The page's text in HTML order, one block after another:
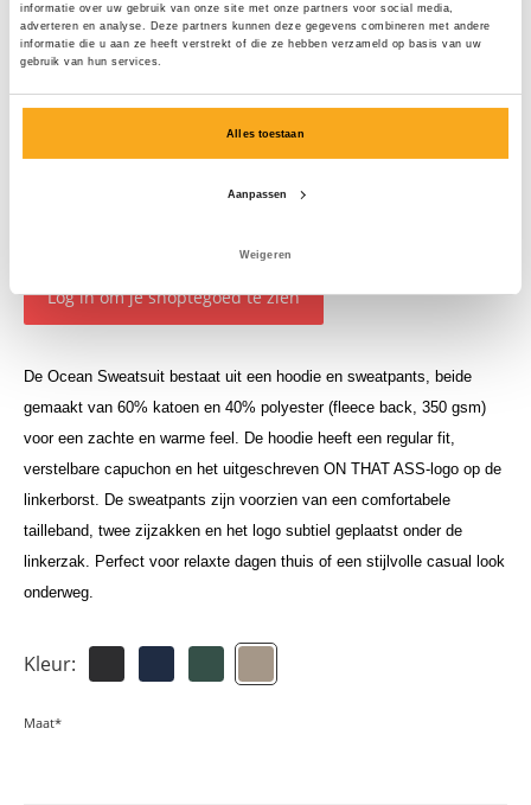
informatie over uw gebruik van onze site met onze partners voor social media,
adverteren en analyse. Deze partners kunnen deze gegevens combineren met andere
informatie die u aan ze heeft verstrekt of die ze hebben verzameld op basis van uw
gebruik van hun services.
Alles toestaan
Aanpassen
Weigeren
Log in om je shoptegoed te zien
De Ocean Sweatsuit bestaat uit een hoodie en sweatpants, beide
gemaakt van 60% katoen en 40% polyester (fleece back, 350 gsm)
voor een zachte en warme feel. De hoodie heeft een regular fit,
verstelbare capuchon en het uitgeschreven ON THAT ASS-logo op de
linkerborst. De sweatpants zijn voorzien van een comfortabele
tailleband, twee zijzakken en het logo subtiel geplaatst onder de
linkerzak. Perfect voor relaxte dagen thuis of een stijlvolle casual look
onderweg.
Kleur:
Maat*